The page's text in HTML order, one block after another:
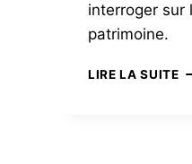
interroger sur
patrimoine.
LIRE LA SUITE